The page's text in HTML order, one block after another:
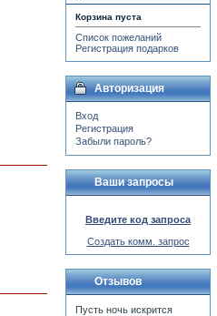
Корзина пуста
Список пожеланий
Регистрация подарков
Авторизация
Вход
Регистрация
Забыли пароль?
Ваши запросы
Введите код запроса
Создать комм. запрос
Отзывов
Пусть ночь искрится